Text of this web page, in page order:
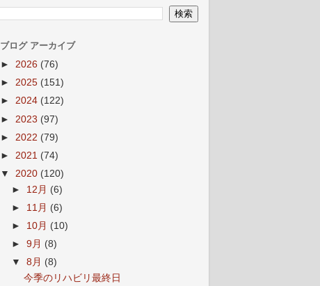
ブログ アーカイブ
► 2026 (76)
► 2025 (151)
► 2024 (122)
► 2023 (97)
► 2022 (79)
► 2021 (74)
▼ 2020 (120)
► 12月 (6)
► 11月 (6)
► 10月 (10)
►9月 (8)
▼8月 (8)
今季のリハビリ最終日